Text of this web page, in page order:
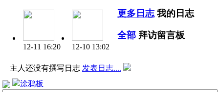
12-11 16:20 12-10 13:02
更多日志 我的日志
主人还没有撰写日志 发表日志....
全部 拜访留言板
涂鸦板